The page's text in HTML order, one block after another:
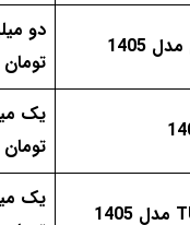
1405
تومان
تومان